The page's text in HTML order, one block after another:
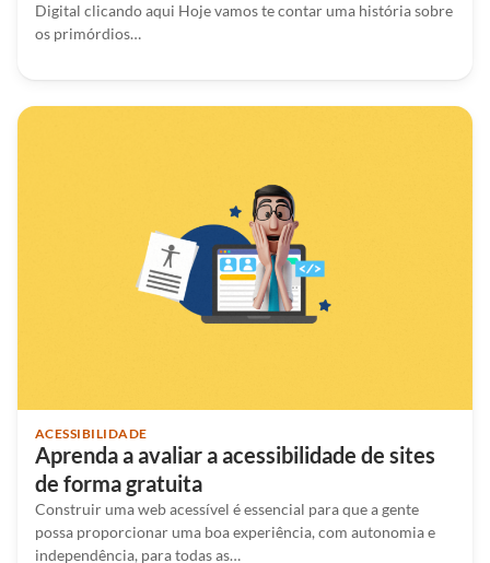
Digital clicando aqui Hoje vamos te contar uma história sobre
os primórdios…
ACESSIBILIDADE
Aprenda a avaliar a acessibilidade de sites
de forma gratuita
Construir uma web acessível é essencial para que a gente
possa proporcionar uma boa experiência, com autonomia e
independência, para todas as…